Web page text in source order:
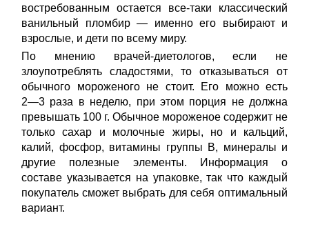
востребованным остается все-таки классический
ванильный пломбир ― именно его выбирают и
взрослые, и дети по всему миру.
По мнению врачей-диетологов, если не
злоупотреблять сладостями, то отказываться от
обычного мороженого не стоит. Его можно есть
2―3 раза в неделю, при этом порция не должна
превышать 100 г. Обычное мороженое содержит не
только сахар и молочные жиры, но и кальций,
калий, фосфор, витамины группы В, минералы и
другие полезные элементы. Информация о
составе указывается на упаковке, так что каждый
покупатель сможет выбрать для себя оптимальный
вариант.